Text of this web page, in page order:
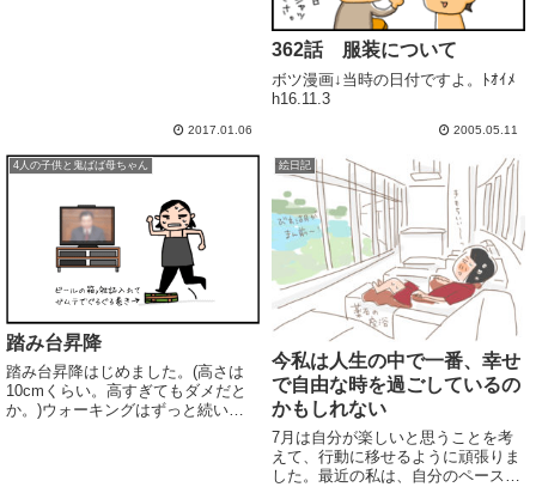
2017.01.06
362話 服装について
ボツ漫画↓当時の日付ですよ。ﾄｵｲﾒ
h16.11.3
2005.05.11
4人の子供と鬼ばば母ちゃん
踏み台昇降
踏み台昇降はじめました。(高さは
10cmくらい。高すぎてもダメだと
か。)ウォーキングはずっと続いて
絵日記
今私は人生の中で一番、幸せ
で自由な時を過ごしているの
かもしれない
7月は自分が楽しいと思うことを考
えて、行動に移せるように頑張りま
した。最近の私は、自分のペースで